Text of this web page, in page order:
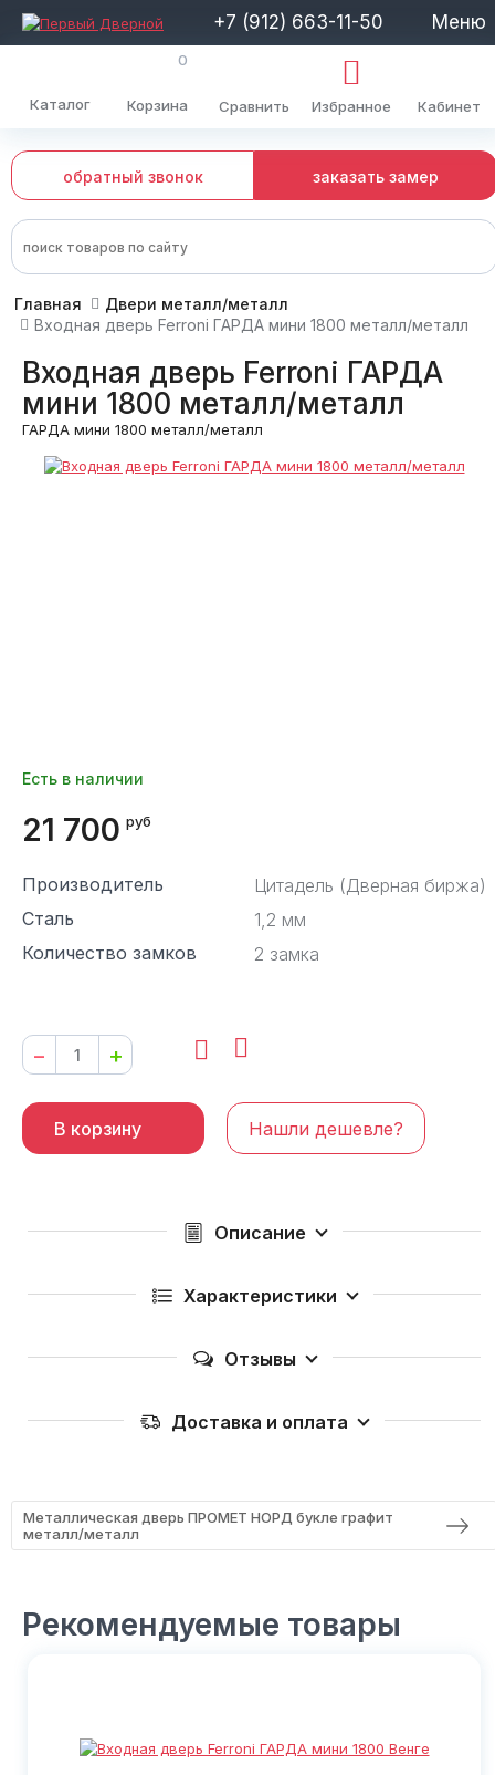
+7 (912) 663-11-50 Меню
Каталог
0
Корзина Сравнить Избранное Кабинет
обратный звонок заказать замер
Главная
Двери металл/металл
Входная дверь Ferroni ГАРДА мини 1800 металл/металл
Входная дверь Ferroni ГАРДА
мини 1800 металл/металл
ГАРДА мини 1800 металл/металл
Есть в наличии
21 700 руб
Производитель
Цитадель (Дверная биржа)
Сталь
1,2 мм
Количество замков
2 замка
− +
В корзину Нашли дешевле?
Описание
Характеристики
Отзывы
Доставка и оплата
Металлическая дверь ПРОМЕТ НОРД букле графит
металл/металл
Рекомендуемые товары